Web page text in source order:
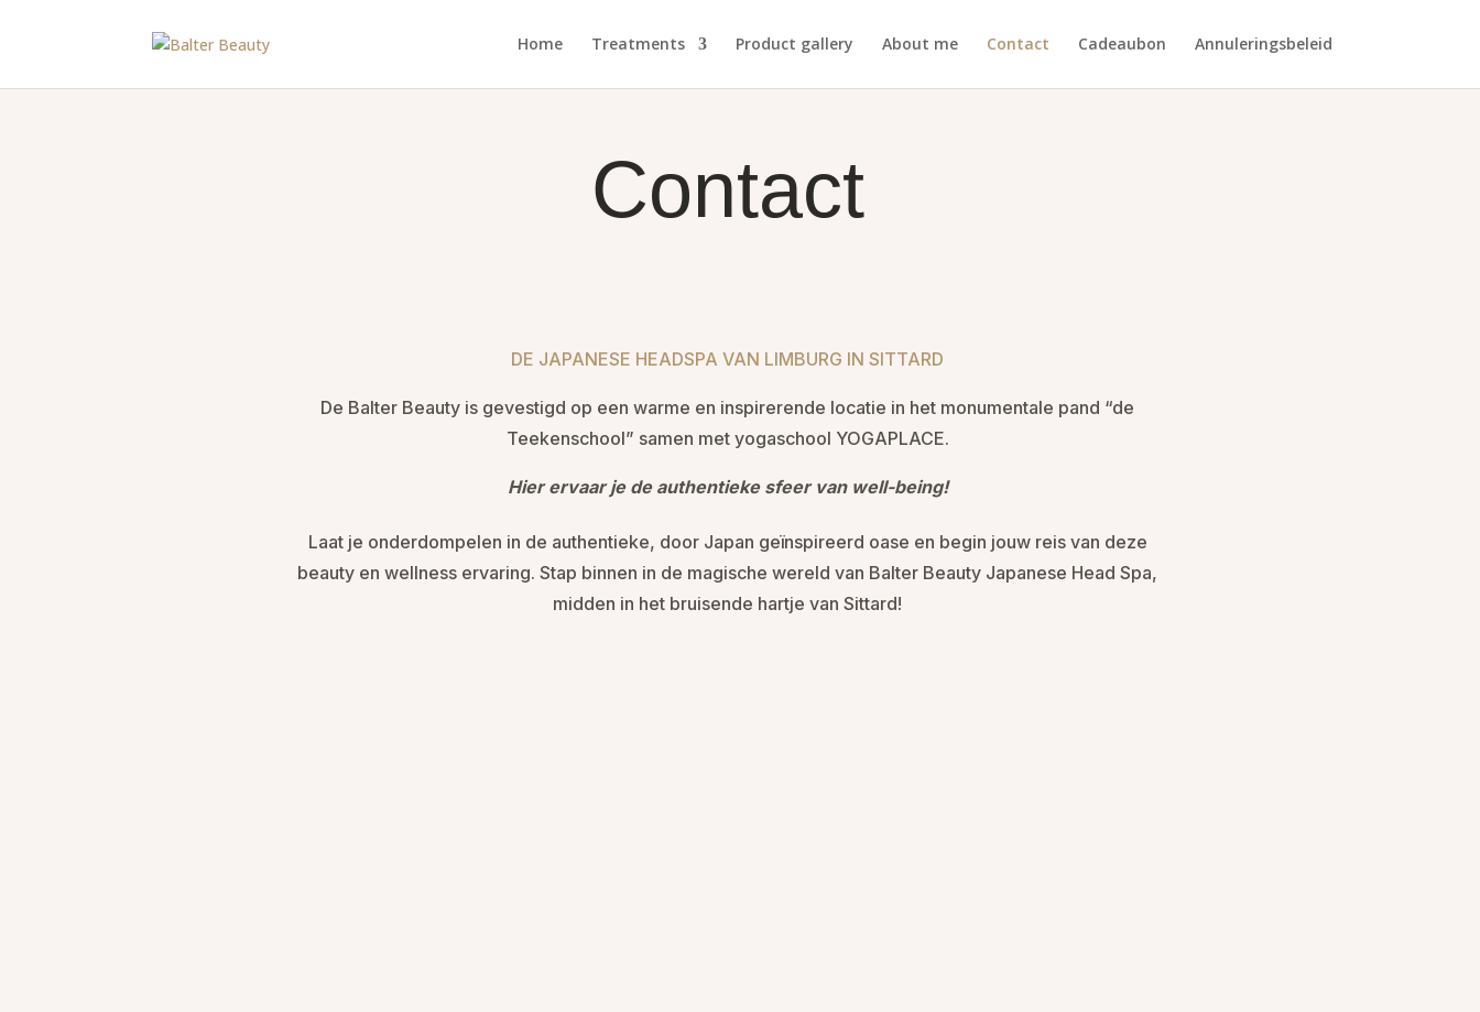
Home Treatments Product gallery About me Contact Cadeaubon Annuleringsbeleid
Contact
DE JAPANESE HEADSPA VAN LIMBURG IN SITTARD
De Balter Beauty is gevestigd op een warme en inspirerende locatie in het monumentale pand “de
Teekenschool” samen met yogaschool YOGAPLACE.
Hier ervaar je de authentieke sfeer van well-being!
Laat je onderdompelen in de authentieke, door Japan geïnspireerd oase en begin jouw reis van deze
beauty en wellness ervaring. Stap binnen in de magische wereld van Balter Beauty Japanese Head Spa,
midden in het bruisende hartje van Sittard!